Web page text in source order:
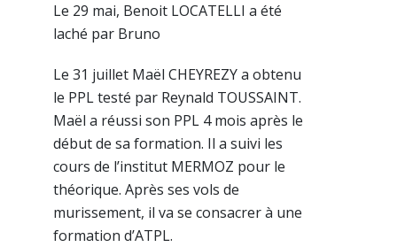
Le 29 mai, Benoit LOCATELLI a été
laché par Bruno
Le 31 juillet Maël CHEYREZY a obtenu
le PPL testé par Reynald TOUSSAINT.
Maël a réussi son PPL 4 mois après le
début de sa formation. Il a suivi les
cours de l’institut MERMOZ pour le
théorique. Après ses vols de
murissement, il va se consacrer à une
formation d’ATPL.